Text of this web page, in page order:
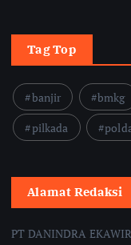
Tag Top
banjir bmkg
pilkada
Alamat Redaksi
PT DANINDRA